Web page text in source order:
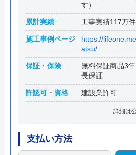
す）
累計実績 工事実績117万件
施工事例ページ
https://
atsu/
保証・保険
無料保証商品3
長保証
許認可・資格 建設業許可
詳細は
支払い方法